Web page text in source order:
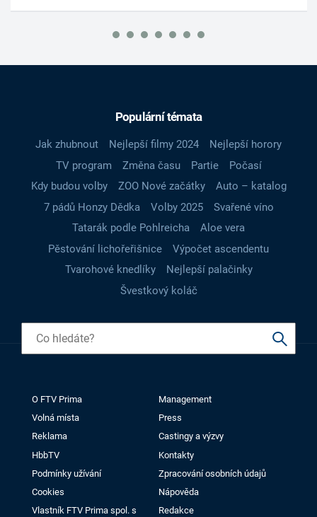
Populární témata
Jak zhubnout Nejlepší filmy 2024
Nejlepší horory
TV program
Změna času Partie
Počasí
Kdy budou volby
ZOO Nové začátky
Auto – katalog
7 pádů Honzy Dědka
Volby 2025
Svařené víno
Tatarák podle Pohlreicha
Aloe vera
Pěstování lichořeřišnice
Výpočet ascendentu
Tvarohové knedlíky
Nejlepší palačinky
Švestkový koláč
O FTV Prima
Management
Volná místa
Press
Reklama
Castingy a výzvy
HbbTV
Kontakty
Podmínky užívání
Zpracování osobních údajů
Cookies
Nápověda
Vlastník FTV Prima spol. s
Redakce